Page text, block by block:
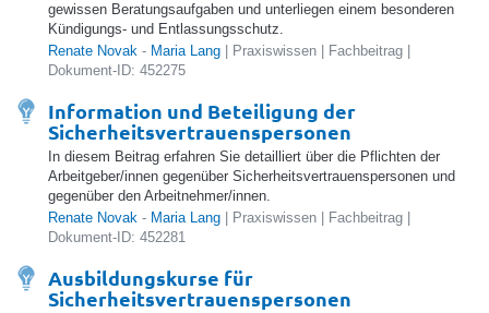
gewissen Beratungsaufgaben und unterliegen einem besonderen
Kündigungs- und Entlassungsschutz.
Renate Novak - Maria Lang | Praxiswissen | Fachbeitrag |
Dokument-ID: 452275
Information und Beteiligung der
Sicherheitsvertrauenspersonen
In diesem Beitrag erfahren Sie detailliert über die Pflichten der
Arbeitgeber/innen gegenüber Sicherheitsvertrauenspersonen und
gegenüber den Arbeitnehmer/innen.
Renate Novak - Maria Lang | Praxiswissen | Fachbeitrag |
Dokument-ID: 452281
Ausbildungskurse für
Sicherheitsvertrauenspersonen